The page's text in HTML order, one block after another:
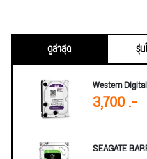
ดูล่าสุด รุ่
Western
3,700 .-
SEAGATE